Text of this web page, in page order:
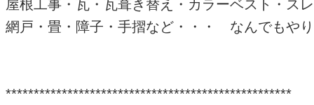
屋根工事・瓦・瓦葺き替え・カラーベスト・ス
網戸・畳・障子・手摺など・・・ なんでもや
***************************************************